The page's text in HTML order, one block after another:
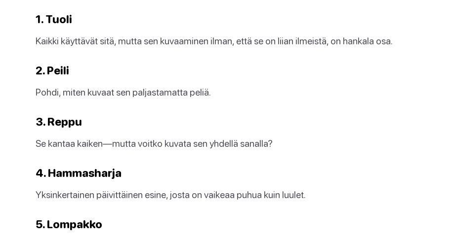
1. Tuoli
Kaikki käyttävät sitä, mutta sen kuvaaminen ilman, että se on liian ilmeistä, on hankala osa.
2. Peili
Pohdi, miten kuvaat sen paljastamatta peliä.
3. Reppu
Se kantaa kaiken—mutta voitko kuvata sen yhdellä sanalla?
4. Hammasharja
Yksinkertainen päivittäinen esine, josta on vaikeaa puhua kuin luulet.
5. Lompakko